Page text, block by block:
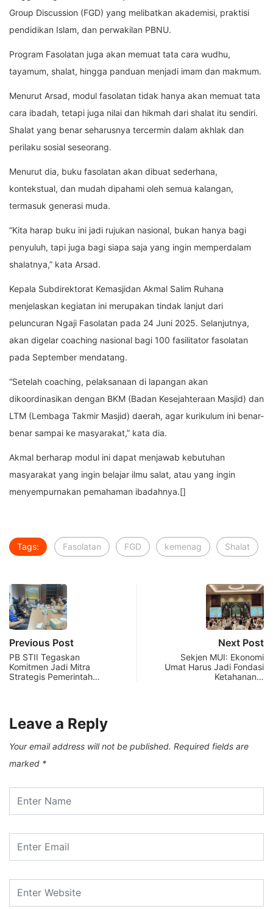
Group Discussion (FGD) yang melibatkan akademisi, praktisi
pendidikan Islam, dan perwakilan PBNU.
Program Fasolatan juga akan memuat tata cara wudhu,
tayamum, shalat, hingga panduan menjadi imam dan makmum.
Menurut Arsad, modul fasolatan tidak hanya akan memuat tata
cara ibadah, tetapi juga nilai dan hikmah dari shalat itu sendiri.
Shalat yang benar seharusnya tercermin dalam akhlak dan
perilaku sosial seseorang.
Menurut dia, buku fasolatan akan dibuat sederhana,
kontekstual, dan mudah dipahami oleh semua kalangan,
termasuk generasi muda.
“Kita harap buku ini jadi rujukan nasional, bukan hanya bagi
penyuluh, tapi juga bagi siapa saja yang ingin memperdalam
shalatnya,” kata Arsad.
Kepala Subdirektorat Kemasjidan Akmal Salim Ruhana
menjelaskan kegiatan ini merupakan tindak lanjut dari
peluncuran Ngaji Fasolatan pada 24 Juni 2025. Selanjutnya,
akan digelar coaching nasional bagi 100 fasilitator fasolatan
pada September mendatang.
“Setelah coaching, pelaksanaan di lapangan akan
dikoordinasikan dengan BKM (Badan Kesejahteraan Masjid) dan
LTM (Lembaga Takmir Masjid) daerah, agar kurikulum ini benar-
benar sampai ke masyarakat,” kata dia.
Akmal berharap modul ini dapat menjawab kebutuhan
masyarakat yang ingin belajar ilmu salat, atau yang ingin
menyempurnakan pemahaman ibadahnya.[]
Tags: Fasolatan FGD kemenag Shalat
Previous Post
PB STII Tegaskan
Komitmen Jadi Mitra
Strategis Pemerintah…
Next Post
Sekjen MUI: Ekonomi
Umat Harus Jadi Fondasi
Ketahanan…
Leave a Reply
Your email address will not be published. Required fields are
marked *